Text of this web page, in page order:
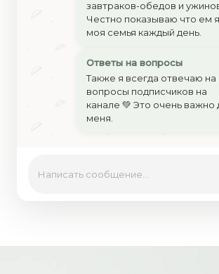
завтраков-обедов и
Честно показываю что ем
моя семья каждый день.
Ответы на вопросы
Также я всегда отвечаю на
вопросы подписчиков на
канале 💚 Это очень важно
меня.
Написать сообщение...